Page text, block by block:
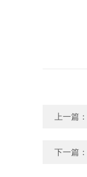
上一篇：
下一篇：